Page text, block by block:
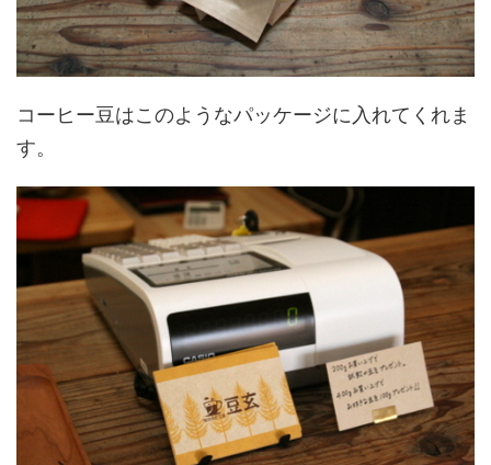
コーヒー豆はこのようなパッケージに入れてくれま
す。